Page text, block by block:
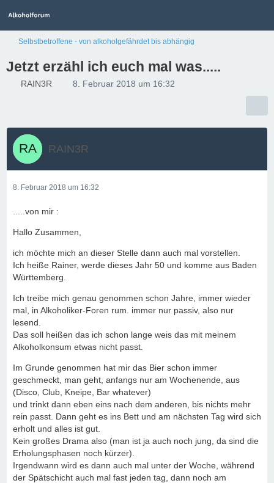
Selbstbetroffene - von alkoholgefährdet bis abhängig
Jetzt erzähl ich euch mal was.....
RAIN3R 8. Februar 2018 um 16:32
RAIN3R
8. Februar 2018 um 16:32
.....von mir :
Hallo Zusammen,
ich möchte mich an dieser Stelle dann auch mal vorstellen.
Ich heiße Rainer, werde dieses Jahr 50 und komme aus Baden
Württemberg.
Ich treibe mich genau genommen schon Jahre, immer wieder
mal, in Alkoholiker-Foren rum. immer nur passiv, also nur
lesend.
Das soll heißen das ich schon lange weis das mit meinem
Alkoholkonsum etwas nicht passt.
Im Grunde genommen hat mir das Bier schon immer
geschmeckt, man geht, anfangs nur am Wochenende, aus
(Disco, Club, Kneipe, Bar whatever)
und trinkt dann eben eins nach dem anderen, bis nichts mehr
rein passt. Dann geht es ins Bett und am nächsten Tag wird sich
erholt und alles ist gut.
Kein großes Drama also (man ist ja auch noch jung, da sind die
Erholungsphasen noch kürzer).
Irgendwann wird es dann auch mal unter der Woche, während
der Spätschicht auch mal fast jeden tag, dann noch am